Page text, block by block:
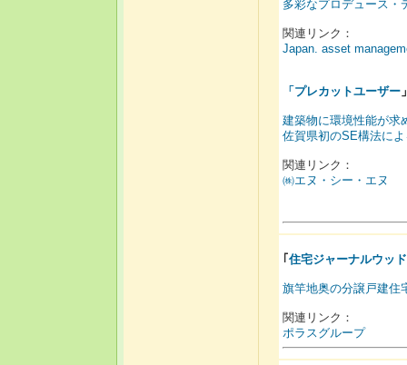
多彩なプロデュース・
関連リンク：
Japan. asset
「 プレカットユーザー
建築物に環境性能が求
佐賀県初のSE構法に
関連リンク：
㈱エヌ・シー・エヌ
｢ 住宅ジャーナルウッ
旗竿地奥の分譲戸建住
関連リンク：
ポラスグループ